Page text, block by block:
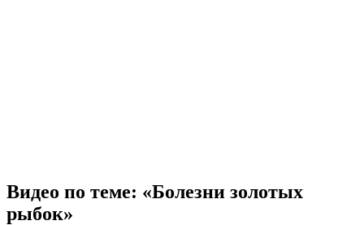
Видео по теме: «Болезни золотых
рыбок»